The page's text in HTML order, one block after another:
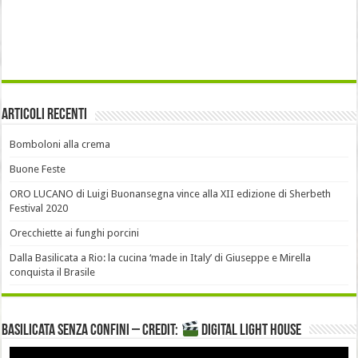
Articoli recenti
Bomboloni alla crema
Buone Feste
ORO LUCANO di Luigi Buonansegna vince alla XII edizione di Sherbeth
Festival 2020
Orecchiette ai funghi porcini
Dalla Basilicata a Rio: la cucina ‘made in Italy’ di Giuseppe e Mirella
conquista il Brasile
Basilicata senza confini – Credit: DIGITAL LIGHT HOUSE